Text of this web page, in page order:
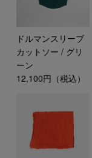
ドルマンスリーブ
カットソー / グリ
ーン
12,100円（税込）